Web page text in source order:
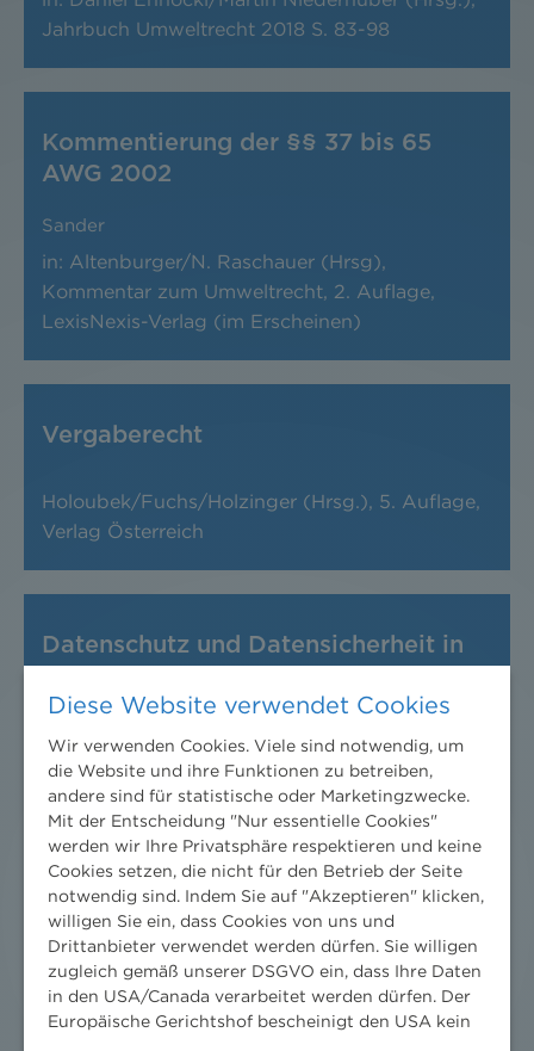
Jahrbuch Umweltrecht 2018 S. 83-98
Kommentierung der §§ 37 bis 65
AWG 2002
Sander
in: Altenburger/N. Raschauer (Hrsg),
Kommentar zum Umweltrecht, 2. Auflage,
LexisNexis-Verlag (im Erscheinen)
Vergaberecht
Holoubek/Fuchs/Holzinger (Hrsg.), 5. Auflage,
Verlag Österreich
Datenschutz und Datensicherheit in
in: Abfallwirtschaft in der Praxis, WEKA, Band
1, Register 3, Kapitel 11
Datenschutz und Datensicherheit im
Gewerberecht
Häusler
in: Betriebsanlagenrecht in der Praxis, WEKA,
Diese Website verwendet Cookies
Wir verwenden Cookies. Viele sind notwendig, um
die Website und ihre Funktionen zu betreiben,
andere sind für statistische oder Marketingzwecke.
Mit der Entscheidung "Nur essentielle Cookies"
werden wir Ihre Privatsphäre respektieren und keine
Cookies setzen, die nicht für den Betrieb der Seite
notwendig sind. Indem Sie auf "Akzeptieren" klicken,
willigen Sie ein, dass Cookies von uns und
Drittanbieter verwendet werden dürfen. Sie willigen
zugleich gemäß unserer DSGVO ein, dass Ihre Daten
in den USA/Canada verarbeitet werden dürfen. Der
Europäische Gerichtshof bescheinigt den USA kein